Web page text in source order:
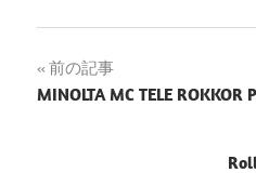
投
稿
前の記事
MINOLTA MC TELE ROKKOR